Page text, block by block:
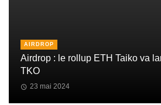
AIRDROP
Airdrop : le rollup ETH Taiko va
TKO
23 mai 2024